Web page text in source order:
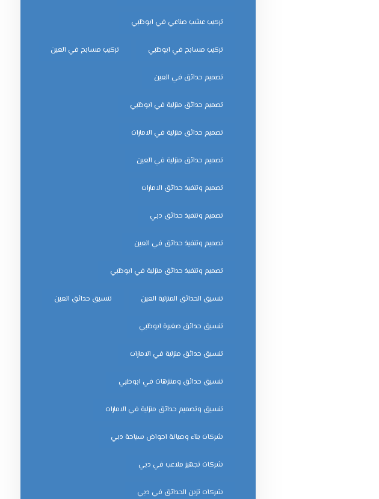
تركيب عشب صناعي في ابوظبي
تركيب مسابح في ابوظبي تركيب مسابح في العين
تصميم حدائق في العين
تصميم حدائق منزلية في ابوظبي
تصميم حدائق منزلية في الامارات
تصميم حدائق منزلية في العين
تصميم وتنفيذ حدائق الامارات
تصميم وتنفيذ حدائق دبي
تصميم وتنفيذ حدائق في العين
تصميم وتنفيذ حدائق منزلية في ابوظبي
تنسيق الحدائق المنزلية العين تنسيق حدائق العين
تنسيق حدائق صغيرة ابوظبي
تنسيق حدائق منزلية في الامارات
تنسيق حدائق ومنتزهات في ابوظبي
تنسيق وتصميم حدائق منزلية في الامارات
شركات بناء وصيانة احواض سباحة دبي
شركات تجهيز ملاعب في دبي
شركات تزين الحدائق في دبي